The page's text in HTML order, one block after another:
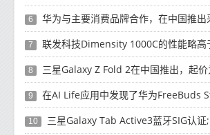
6 华为与主要消费品牌合作，在中国推出采用
7 联发科技Dimensity 1000C的性能略高于
8 三星Galaxy Z Fold 2在中国推出，起
9 在AI Life应用中发现了华为FreeBuds
10 三星Galaxy Tab Active3蓝牙SIG认证; 发